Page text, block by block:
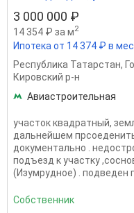
3 000 000 ₽
14 354 ₽ за м2
Ипотека от 14 374 ₽ в
Республика Татарстан,
Кировский р-н
Авиастроительная
участок квадратный,
дальнейшем
документально .
подъезд к участку
(Изумрудное) . подведен
Собственник